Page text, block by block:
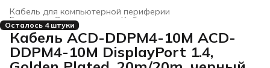
Кабель для компьютерной периферии
Кабели и переходники
Электроника
Главная ›
Осталось 4 штуки
Кабель ACD-DDPM4-10M ACD-
DDPM4-10M DisplayPort 1.4,